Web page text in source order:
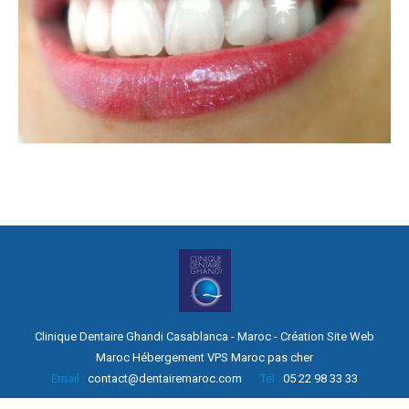
Clinique Dentaire Ghandi Casablanca - Maroc - Création Site Web
Maroc Hébergement VPS Maroc pas cher
Email : contact@dentairemaroc.com Tél : 05 22 98 33 33